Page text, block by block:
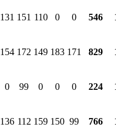
131 151 110 0 0 546
154 172 149 183 171 829
0 99 0 0 0 224
136 112 159 150 99 766